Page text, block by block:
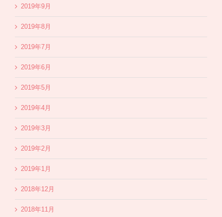
2019年9月
2019年8月
2019年7月
2019年6月
2019年5月
2019年4月
2019年3月
2019年2月
2019年1月
2018年12月
2018年11月